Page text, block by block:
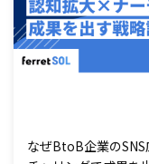
なぜBtoB企業の